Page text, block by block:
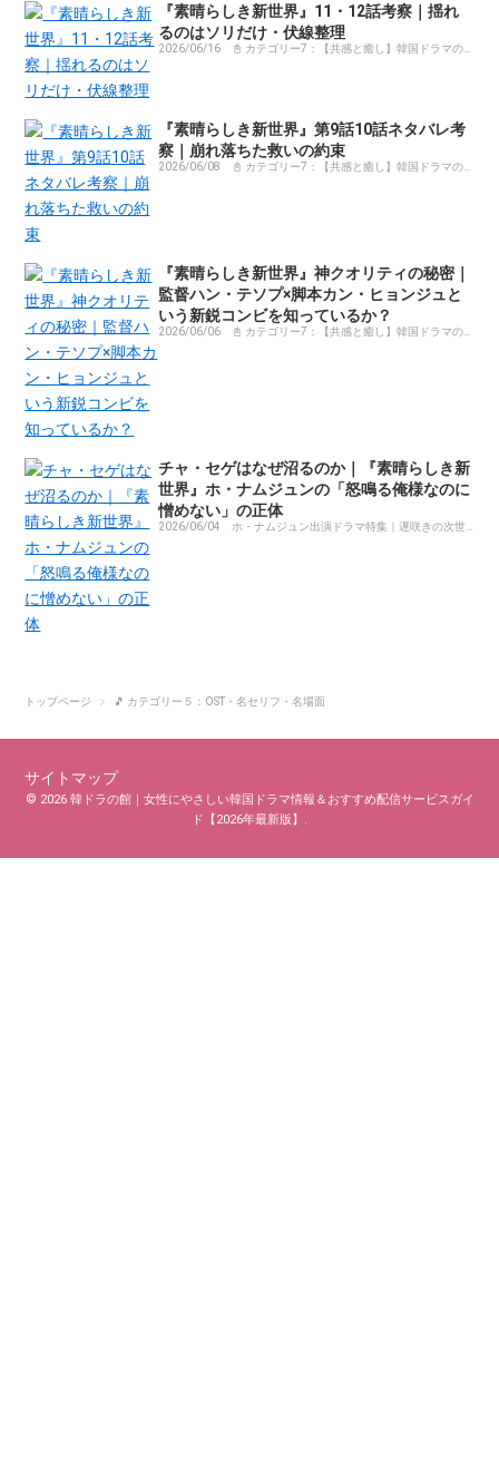
『素晴らしき新世界』11・12話考察｜揺れ
るのはソリだけ・伏線整理
2026/06/16
📓 カテゴリー7：【共感と癒し】韓国ドラマの
『素晴らしき新世界』第9話10話ネタバレ考
察｜崩れ落ちた救いの約束
2026/06/08
📓 カテゴリー7：【共感と癒し】韓国ドラマの
『素晴らしき新世界』神クオリティの秘密｜
監督ハン・テソプ×脚本カン・ヒョンジュと
いう新鋭コンビを知っているか？
2026/06/06
📓 カテゴリー7：【共感と癒し】韓国ドラマの
チャ・セゲはなぜ沼るのか｜『素晴らしき新
世界』ホ・ナムジュンの「怒鳴る俺様なのに
憎めない」の正体
2026/06/04
ホ・ナムジュン出演ドラマ特集｜遅咲きの次世
トップページ 🎵 カテゴリー５：OST・名セリフ・名場面
サイトマップ
© 2026 韓ドラの館｜女性にやさしい韓国ドラマ情報＆おすすめ配信サービスガイ
ド【2026年最新版】.